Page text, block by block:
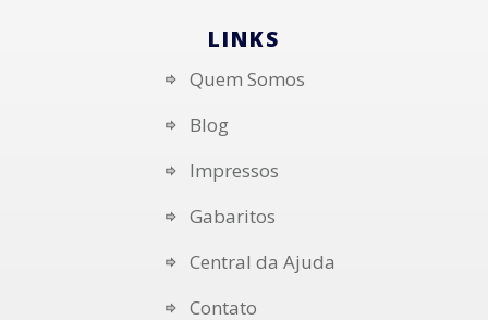
LINKS
Quem Somos
Blog
Impressos
Gabaritos
Central da Ajuda
Contato